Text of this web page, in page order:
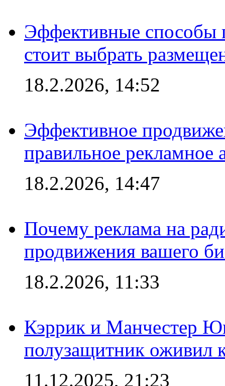
Эффективные способы
стоит выбрать
18.2.2026, 14:52
Эффективное
правильное рекламное
18.2.2026, 14:47
Почему реклама на
продвижения вашего
18.2.2026, 11:33
Кэррик и Манчестер
полузащитник оживил
11.12.2025, 21:23